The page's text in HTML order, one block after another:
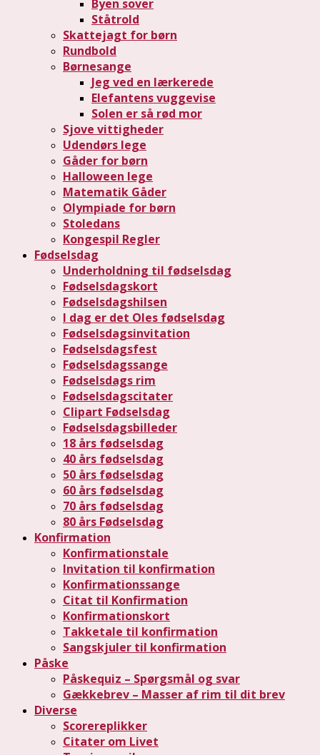
Byen sover
Ståtrold
Skattejagt for børn
Rundbold
Børnesange
Jeg ved en lærkerede
Elefantens vuggevise
Solen er så rød mor
Sjove vittigheder
Udendørs lege
Gåder for børn
Halloween lege
Matematik Gåder
Olympiade for børn
Stoledans
Kongespil Regler
Fødselsdag
Underholdning til fødselsdag
Fødselsdagskort
Fødselsdagshilsen
I dag er det Oles fødselsdag
Fødselsdagsinvitation
Fødselsdagsfest
Fødselsdagssange
Fødselsdags rim
Fødselsdagscitater
Clipart Fødselsdag
Fødselsdagsbilleder
18 års fødselsdag
40 års fødselsdag
50 års fødselsdag
60 års fødselsdag
70 års fødselsdag
80 års Fødselsdag
Konfirmation
Konfirmationstale
Invitation til konfirmation
Konfirmationssange
Citat til Konfirmation
Konfirmationskort
Takketale til konfirmation
Sangskjuler til konfirmation
Påske
Påskequiz – Spørgsmål og svar
Gækkebrev – Masser af rim til dit brev
Diverse
Scorereplikker
Citater om Livet